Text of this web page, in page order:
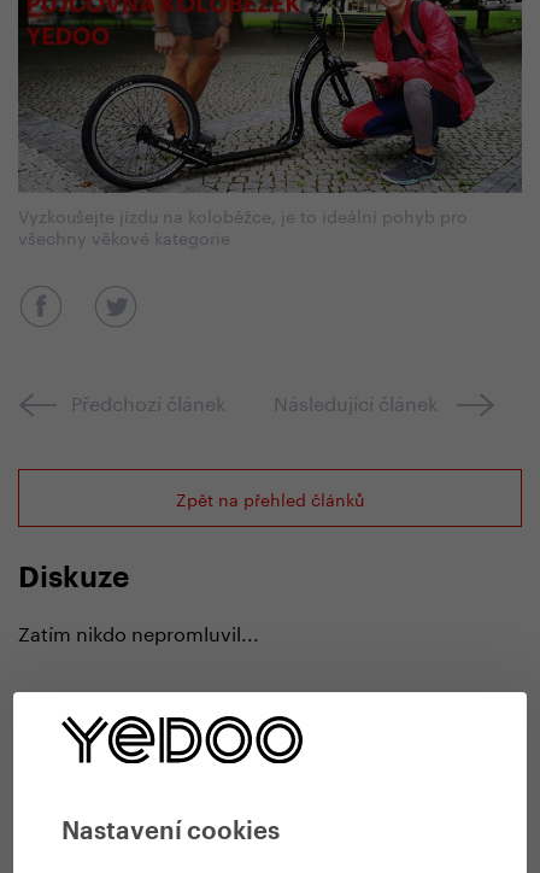
Nastavení cookies
Vyzkoušejte jízdu na koloběžce, je to ideální pohyb pro
všechny věkové kategorie
Předchozí článek Následující článek
Zpět na přehled článků
Diskuze
Zatím nikdo nepromluvil...
Přidat komentář